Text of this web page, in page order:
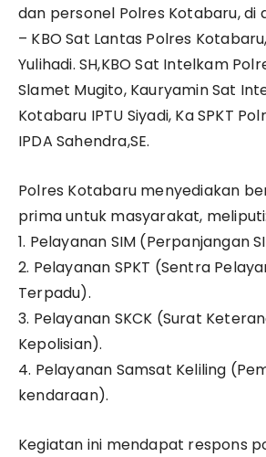
dan personel Polres Kotabaru, di
– KBO Sat Lantas Polres
Yulihadi. SH,KBO Sat Intelkam
Slamet Mugito, Kauryamin Sat
Kotabaru IPTU Siyadi, Ka SPKT
IPDA Sahendra,SE.
Polres Kotabaru menyediakan
prima untuk masyarakat, meliputi:
1. Pelayanan SIM (Perpanjangan
2. Pelayanan SPKT (Sentra
Terpadu).
3. Pelayanan SKCK (Surat
Kepolisian).
4. Pelayanan Samsat Keliling
kendaraan).
Kegiatan ini mendapat respons